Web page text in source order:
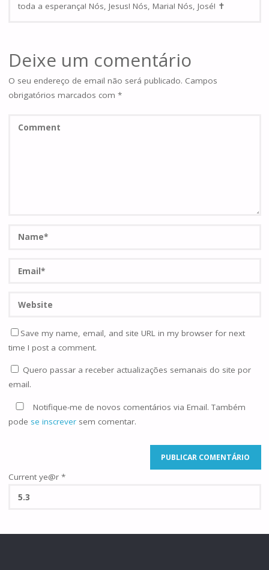
toda a esperança! Nós, Jesus! Nós, Maria! Nós, José! ✝️
Deixe um comentário
O seu endereço de email não será publicado. Campos
obrigatórios marcados com *
Save my name, email, and site URL in my browser for next
time I post a comment.
Quero passar a receber actualizações semanais do site por
email.
Notifique-me de novos comentários via Email. Também
pode se inscreversem comentar.
Current ye@r *